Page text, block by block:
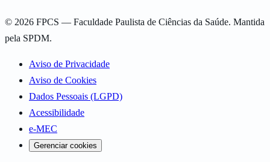
© 2026 FPCS — Faculdade Paulista de Ciências da Saúde. Mantida
pela SPDM.
Aviso de Privacidade
Aviso de Cookies
Dados Pessoais (LGPD)
Acessibilidade
e-MEC
Gerenciar cookies